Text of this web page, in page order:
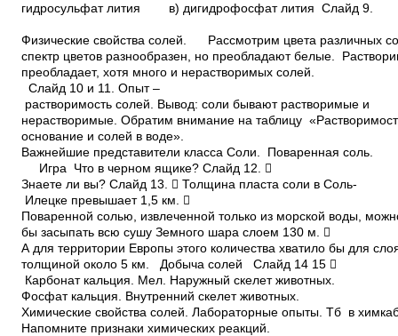
гидросульфат лития в) дигидрофосфат лития Слайд 9.
Физические свойства солей. Рассмотрим цвета различных
спектр цветов разнообразен, но преобладают белые.
преобладает, хотя много и нерастворимых солей.
Слайд 10 и 11. Опыт –
растворимость солей. Вывод: соли бывают растворимые и
нерастворимые. Обратим внимание на таблицу
основание и солей в воде».
Важнейшие представители класса Соли. Поваренная соль.
Игра Что в черном ящике? Слайд 12. 
Знаете ли вы? Слайд 13.  Толщина пласта соли в Соль­
Илецке превышает 1,5 км. 
Поваренной солью, извлеченной только из морской воды,
бы засыпать всю сушу Земного шара слоем 130 м. 
А для территории Европы этого количества хватило бы для
толщиной около 5 км. Добыча солей Слайд 14 15 
Карбонат кальция. Мел. Наружный скелет животных.
Фосфат кальция. Внутренний скелет животных.
Химические свойства солей. Лабораторные опыты. Тб в
Напомните признаки химических реакций.